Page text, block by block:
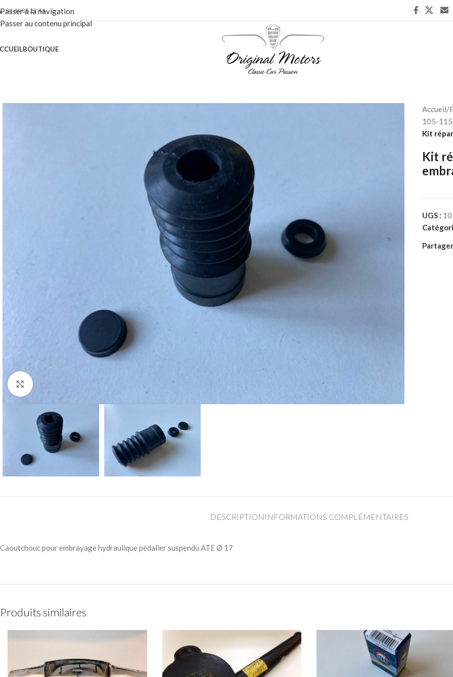
Passer à la navigation
Passer au contenu principal
01 40 86 22 44
BOUTIQUE
Accueil/
105-115
Kit
Kit
UGS :
DESCRIPTION INFORMATIONS COMPLÉMENTAIRES
Caoutchouc pour embrayage hydraulique pédalier suspendu ATE Ø 17
Produits similaires